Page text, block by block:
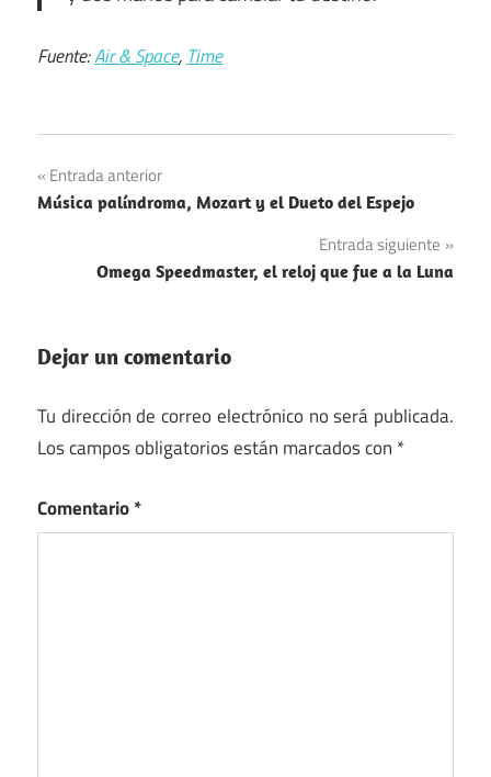
Fuente:Air & Space,Time
Navegación
de
entradas
Entrada anterior
Música palíndroma, Mozart y el Dueto del Espejo
Entrada siguiente
Omega Speedmaster, el reloj que fue a la Luna
Dejar un comentario
Tu dirección de correo electrónico no será publicada.
Los campos obligatorios están marcados con *
Comentario*